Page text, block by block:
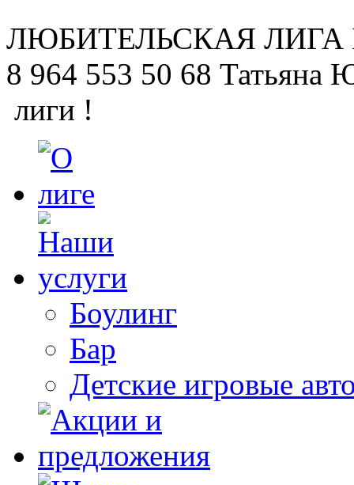
ЛЮБИТЕЛЬСКАЯ ЛИГА
8 964 553 50 68 Татьяна
лиги !
Боулинг
Бар
Детские игровые